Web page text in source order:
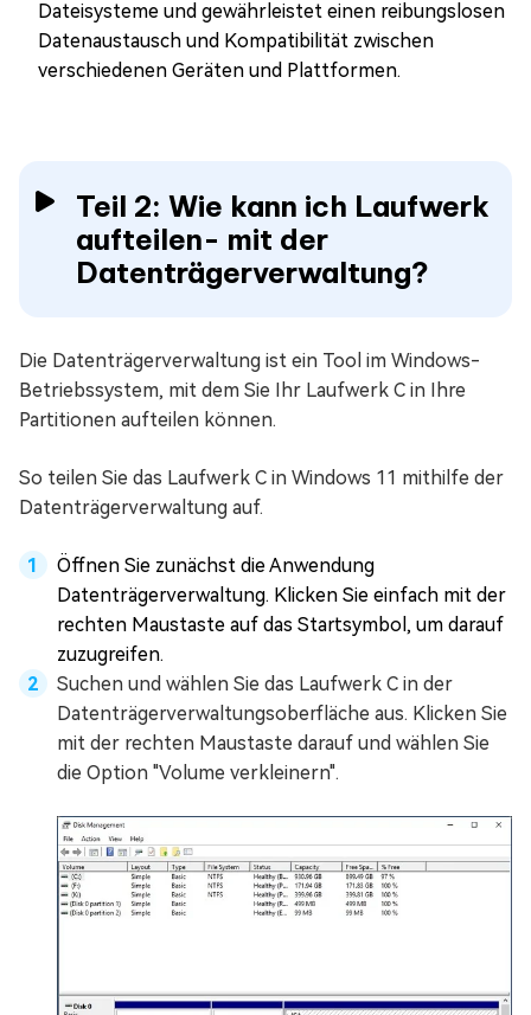
Dateisysteme und gewährleistet einen reibungslosen
Datenaustausch und Kompatibilität zwischen
verschiedenen Geräten und Plattformen.
Teil 2: Wie kann ich Laufwerk
aufteilen- mit der
Datenträgerverwaltung?
Die Datenträgerverwaltung ist ein Tool im Windows-
Betriebssystem, mit dem Sie Ihr Laufwerk C in Ihre
Partitionen aufteilen können.
So teilen Sie das Laufwerk C in Windows 11 mithilfe der
Datenträgerverwaltung auf.
Öffnen Sie zunächst die Anwendung
Datenträgerverwaltung. Klicken Sie einfach mit der
rechten Maustaste auf das Startsymbol, um darauf
zuzugreifen.
Suchen und wählen Sie das Laufwerk C in der
Datenträgerverwaltungsoberfläche aus. Klicken Sie
mit der rechten Maustaste darauf und wählen Sie
die Option "Volume verkleinern".